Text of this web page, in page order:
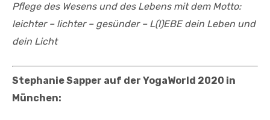
Pflege des Wesens und des Lebens mit dem Motto:
leichter – lichter – gesünder – L(I)EBE dein Leben und
dein Licht
Stephanie Sapper auf der YogaWorld 2020 in
München: